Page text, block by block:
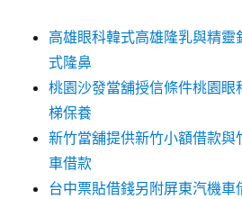
高雄眼科韓式高雄隆乳與精靈
式隆鼻
桃園沙發當舖授信條件桃園眼
梯保養
新竹當舖提供新竹小額借款與
車借款
台中票貼借錢另附屏東汽機車